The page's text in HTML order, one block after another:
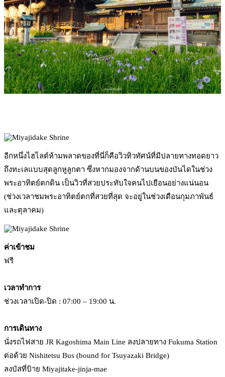
อีกหนึ่งไฮไลต์ห้ามพลาดของที่นี่ก็คือวิวทิวทัศน์ที่มีปลายทางทอดยาว
ถึงทะเลแบบสุดลูกหูลูกตา ซึ่งหากมองจากด้านบนของบันไดในช่วง
พระอาทิตย์ตกดิน เป็นวิวที่สวยประทับใจคนไปเยือนอย่างแน่นอน
(ช่วงเวลาชมพระอาทิตย์ตกที่สวยที่สุด จะอยู่ในช่วงเดือนกุมภาพันธ์
และตุลาคม)
ค่าเข้าชม
ฟรี
เวลาทำการ
ช่วงเวลาเปิด-ปิด : 07:00 – 19:00 น.
การเดินทาง
นั่งรถไฟสาย JR Kagoshima Main Line ลงปลายทาง Fukuma Station
ต่อด้วย Nishitetsu Bus (bound for Tsuyazaki Bridge)
ลงบัสที่ป้าย Miyajitake-jinja-mae